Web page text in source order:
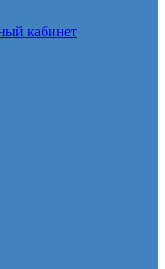
кабинет